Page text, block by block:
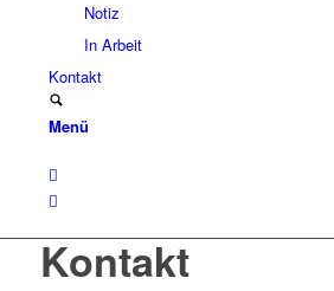
Notiz
In Arbeit
Kontakt
Menü
Kontakt